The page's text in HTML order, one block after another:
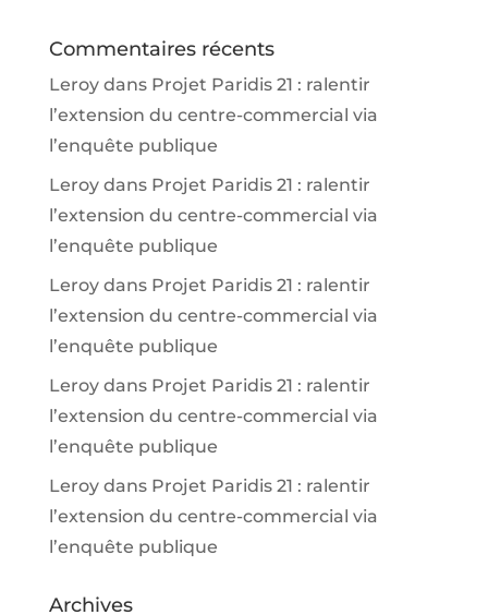
Commentaires récents
Leroydans Projet Paridis 21 : ralentir
l’extension du centre-commercial via
l’enquête publique
Leroydans Projet Paridis 21 : ralentir
l’extension du centre-commercial via
l’enquête publique
Leroydans Projet Paridis 21 : ralentir
l’extension du centre-commercial via
l’enquête publique
Leroydans Projet Paridis 21 : ralentir
l’extension du centre-commercial via
l’enquête publique
Leroydans Projet Paridis 21 : ralentir
l’extension du centre-commercial via
l’enquête publique
Archives